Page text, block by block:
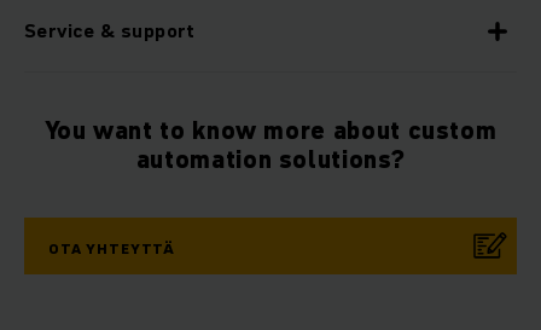
Service & support
You want to know more about custom
automation solutions?
OTA YHTEYTTÄ